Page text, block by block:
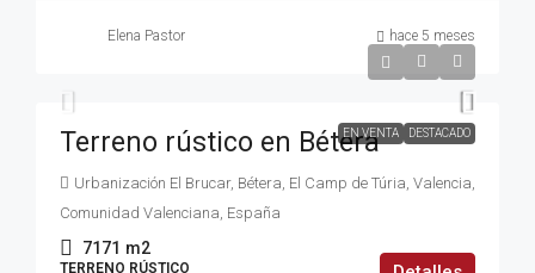
Elena Pastor hace 5 meses
EN VENTA DESTACADO
Terreno rústico en Bétera
Urbanización El Brucar, Bétera, El Camp de Túria, Valencia,
Comunidad Valenciana, España
7171 m2
TERRENO RÚSTICO